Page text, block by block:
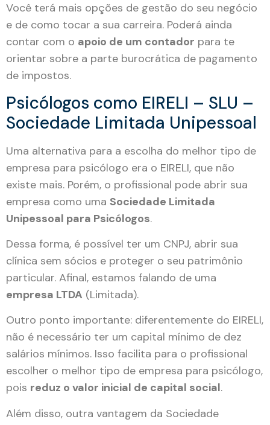
Você terá mais opções de gestão do seu negócio
e de como tocar a sua carreira. Poderá ainda
contar com o apoio de um contador para te
orientar sobre a parte burocrática de pagamento
de impostos.
Psicólogos como EIRELI – SLU –
Sociedade Limitada Unipessoal
Uma alternativa para a escolha do melhor tipo de
empresa para psicólogo era o EIRELI, que não
existe mais. Porém, o profissional pode abrir sua
empresa como uma Sociedade Limitada
Unipessoal para Psicólogos.
Dessa forma, é possível ter um CNPJ, abrir sua
clínica sem sócios e proteger o seu patrimônio
particular. Afinal, estamos falando de uma
empresa LTDA (Limitada).
Outro ponto importante: diferentemente do EIRELI,
não é necessário ter um capital mínimo de dez
salários mínimos. Isso facilita para o profissional
escolher o melhor tipo de empresa para psicólogo,
pois reduz o valor inicial de capital social.
Além disso, outra vantagem da Sociedade